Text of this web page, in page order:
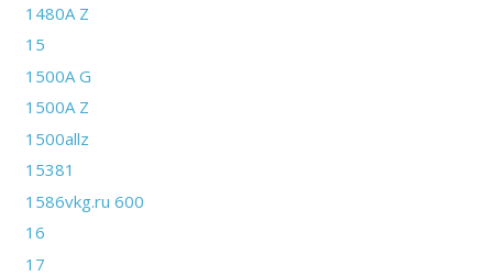
1480A Z
15
1500A G
1500A Z
1500allz
15381
1586vkg.ru 600
16
17